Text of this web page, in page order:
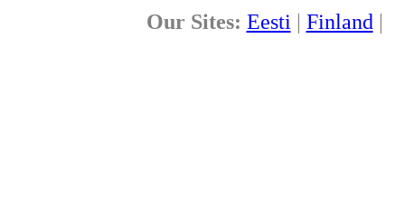
Our Sites: Eesti | Finland |